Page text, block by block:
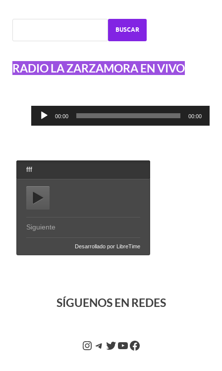
BUSCAR
RADIO LA ZARZAMORA EN VIVO
Reproductor
00:00 00:00
SÍGUENOS EN REDES